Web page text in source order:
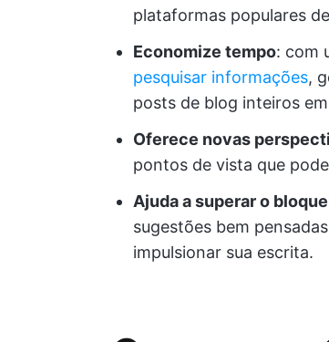
plataformas populares
Economize tempo: com
pesquisar informações,
posts de blog inteiros
Oferece novas
pontos de vista que
Ajuda a superar o
sugestões bem
impulsionar sua escrita.